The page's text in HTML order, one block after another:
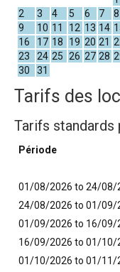
2
3 4 5 6 7
8
9
10 11 12 13 14
16
17 18 19 20 21
23
24 25 26 27 28
30
31
Tarifs des
Tarifs standards
Période
01/08/2026 to 24/08/
24/08/2026 to 01/09/
01/09/2026 to 16/09/
16/09/2026 to 01/10/
01/10/2026 to 01/11/